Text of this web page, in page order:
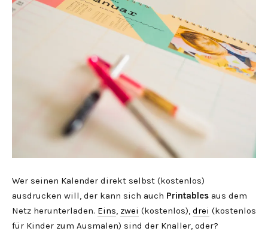
Wer seinen Kalender direkt selbst (kostenlos)
ausdrucken will, der kann sich auch Printables aus dem
Netz herunterladen. Eins, zwei (kostenlos), drei (kostenlos
für Kinder zum Ausmalen) sind der Knaller, oder?